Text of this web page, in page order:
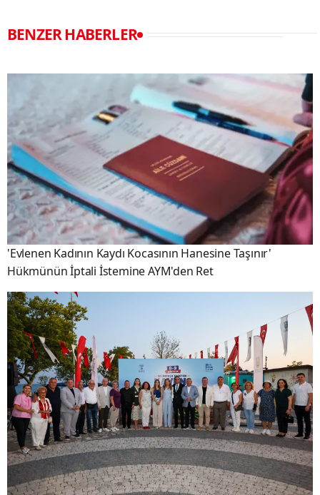
BENZER HABERLER
'Evlenen Kadının Kaydı Kocasının Hanesine Taşınır'
Hükmünün İptali İstemine AYM'den Ret